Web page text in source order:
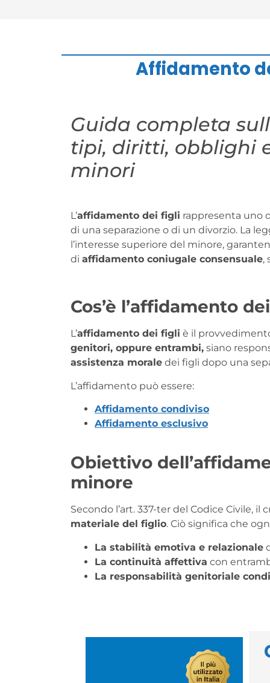
Affidamento
Guida completa
tipi, diritti, obblighi
minori
L’affidamento dei figli rappresenta uno
di una separazione o di un divorzio. La
l’interesse superiore del minore,
di affidamento coniugale consensuale,
Cos’è l’affidamento
L’affidamento dei figli è il
genitori, oppure entrambi, siano
assistenza morale dei figli dopo una
L’affidamento può essere:
Affidamento condiviso
Affidamento esclusivo
Obiettivo
minore
Secondo l’art. 337-ter del Codice Civile,
materiale del figlio. Ciò significa che
La stabilità emotiva e relazionale
La continuità affettiva con
La responsabilità genitoriale